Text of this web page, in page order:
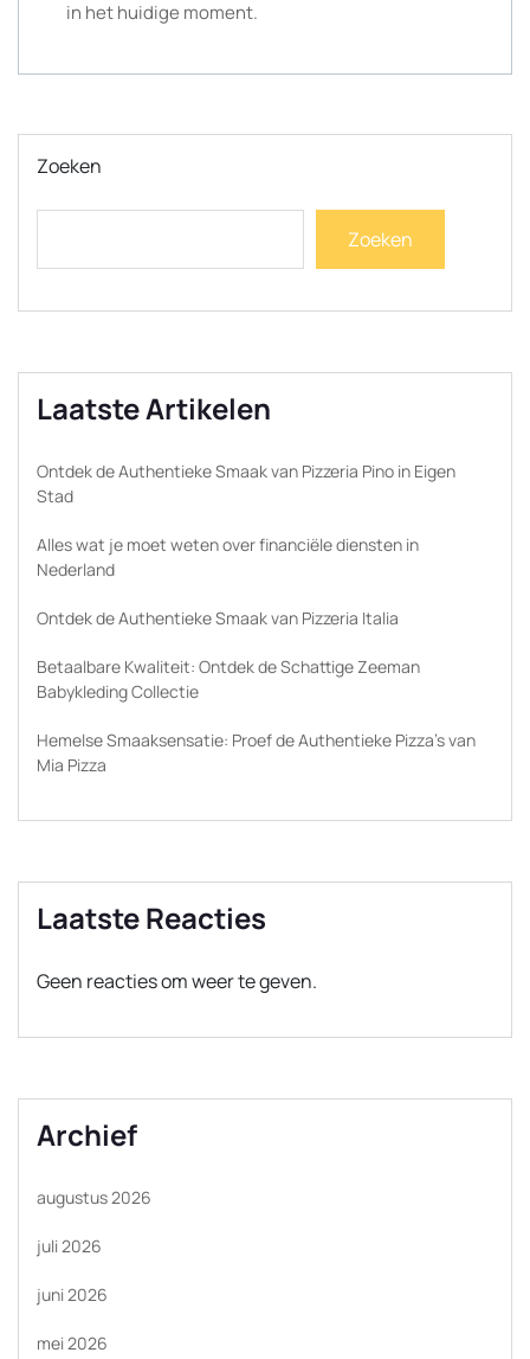
in het huidige moment.
Zoeken
Zoeken
Laatste Artikelen
Ontdek de Authentieke Smaak van Pizzeria Pino in Eigen
Stad
Alles wat je moet weten over financiële diensten in
Nederland
Ontdek de Authentieke Smaak van Pizzeria Italia
Betaalbare Kwaliteit: Ontdek de Schattige Zeeman
Babykleding Collectie
Hemelse Smaaksensatie: Proef de Authentieke Pizza’s van
Mia Pizza
Laatste Reacties
Geen reacties om weer te geven.
Archief
augustus 2026
juli 2026
juni 2026
mei 2026